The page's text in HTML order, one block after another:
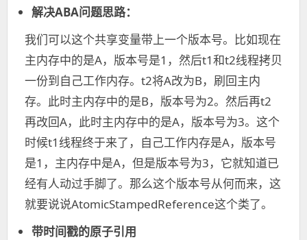
解决ABA问题思路：
我们可以这个共享变量带上一个版本号。比如现在
主内存中的是A，版本号是1，然后t1和t2线程拷贝
一份到自己工作内存。t2将A改为B，刷回主内
存。此时主内存中的是B，版本号为2。然后再t2
再改回A，此时主内存中的是A，版本号为3。这个
时候t1线程终于来了，自己工作内存是A，版本号
是1，主内存中是A，但是版本号为3，它就知道已
经有人动过手脚了。那么这个版本号从何而来，这
就要说说AtomicStampedReference这个类了。
带时间戳的原子引用